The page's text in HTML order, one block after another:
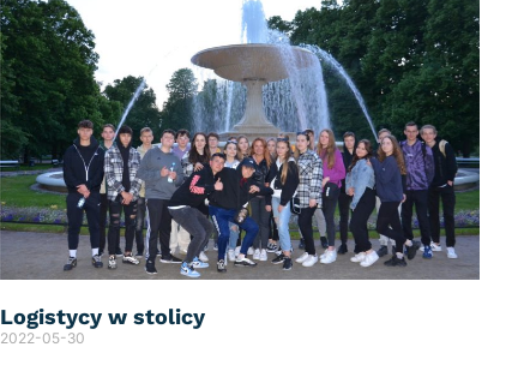
Logistycy w stolicy
2022-05-30